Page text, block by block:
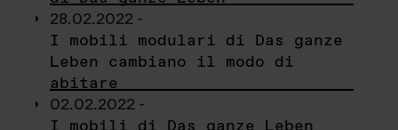
28.02.2022 -
I mobili modulari di Das ganze
Leben cambiano il modo di
abitare
02.02.2022 -
I mobili di Das ganze Leben